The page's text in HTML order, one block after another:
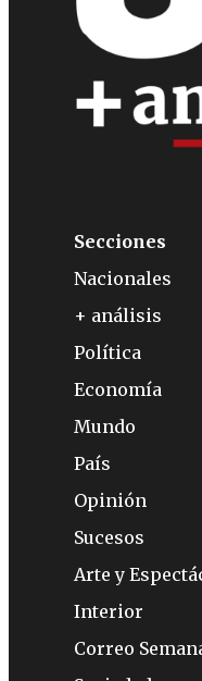
Secciones
Nacionales
+ análisis
Política
Economía
Mundo
País
Opinión
Sucesos
Arte y
Interior
Correo